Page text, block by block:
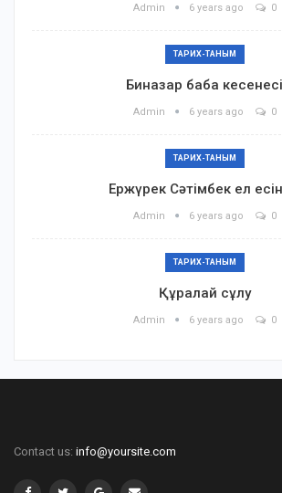
Admin 6 years ago 0
ТАРИХ-ТАНЫМ
Биназар баба кесенесі
Admin 6 years ago 0
ТАРИХ-ТАНЫМ
Ержүрек Сәтімбек ел
Admin 6 years ago 0
ТАРИХ-ТАНЫМ
Құралай сұлу
Admin 6 years ago 0
Contact us: info@yoursite.com